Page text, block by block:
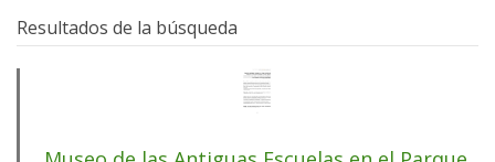
Resultados de la búsqueda